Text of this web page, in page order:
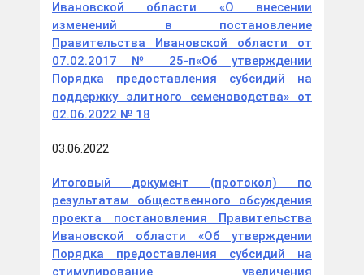
Ивановской области «О внесении
изменений в постановление
Правительства Ивановской области от
07.02.2017 № 25-п«Об утверждении
Порядка предоставления субсидий на
поддержку элитного семеноводства» от
02.06.2022 № 18
03.06.2022
Итоговый документ (протокол) по
результатам общественного обсуждения
проекта постановления Правительства
Ивановской области «Об утверждении
Порядка предоставления субсидий на
стимулирование увеличения